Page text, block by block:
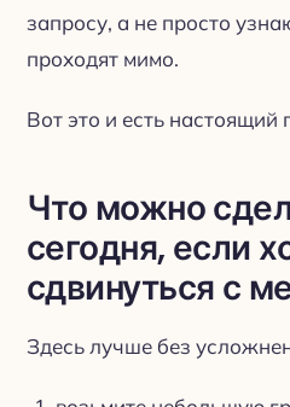
запросу, а не просто
проходят мимо.
Вот это и есть настоящий
Что можно
сегодня, если
сдвинуться с
Здесь лучше без